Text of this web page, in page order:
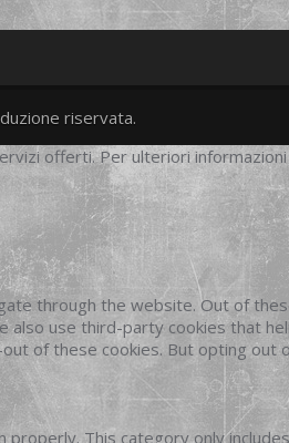
twittergoogleplus
facebook
riservata.
offerti. Per ulteriori
through the website. Out of
use third-party cookies that
of these cookies. But opting
This category only